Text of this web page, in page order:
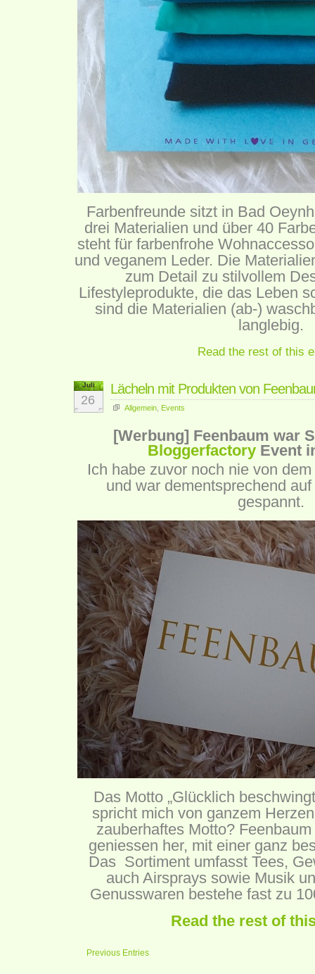
Farbenfreunde sitzt in Bad
drei Materialien und über 40
steht für farbenfrohe
und veganem Leder. Die
zum Detail zu stilvollem
Lifestyleprodukte, die das Leben
sind die Materialien (ab-)
langlebig.
Read the rest of this
Juli
26
Lächeln mit Produkten von
Allgemein Events
[Werbung] Feenbaum war
BloggerfactoryEvent
Ich habe zuvor noch nie von
und war dementsprechend
gespannt.
Das Motto „Glücklich
spricht mich von ganzem
zauberhaftes Motto?
geniessen her, mit einer ganz
Das Sortiment umfasst Tees,
auch Airsprays sowie Musik
Genusswaren bestehe fast zu
Read the rest of
Previous Entries